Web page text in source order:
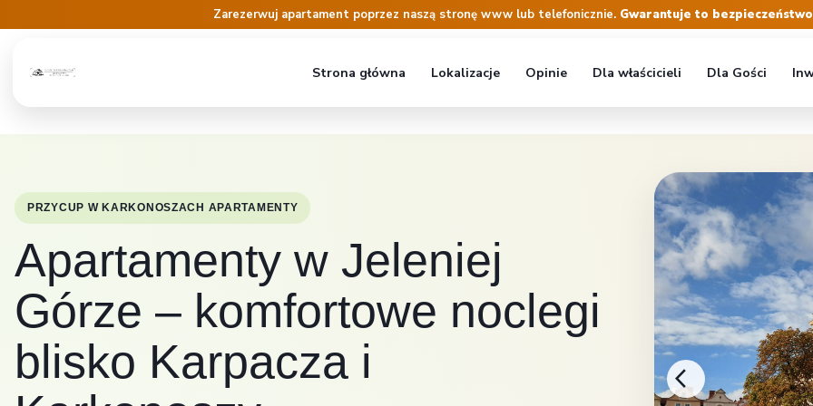
PRZYCUP W KARKONOSZACH APARTAMENTY
Apartamenty w Jeleniej
Górze – komfortowe noclegi
blisko Karpacza i
arrow_back_ios
Zarezerwuj apartament poprzez naszą stronę www lub telefonicznie. Gwarantuje to
Strona główna Lokalizacje Opinie Dla właścicieli Dla Gości